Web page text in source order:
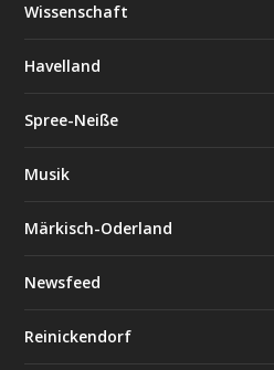
Wissenschaft
Havelland
Spree-Neiße
Musik
Märkisch-Oderland
Newsfeed
Reinickendorf